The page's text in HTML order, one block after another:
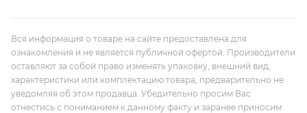
Вся информация о товаре на сайте предоставлена для
ознакомления и не является публичной офертой. Производители
оставляют за собой право изменять упаковку, внешний вид,
характеристики или комплектацию товара, предварительно не
уведомляя об этом продавца. Убедительно просим Вас
отнестись с пониманием к данному факту и заранее приносим